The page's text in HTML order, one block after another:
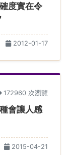
度實在令
2012-01-17
172960 次瀏覽
會讓人感
2015-04-21